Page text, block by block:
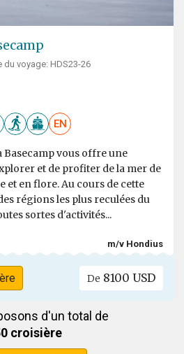
du voyage: HDS23-26
EN
Basecamp vous offre une
et de profiter de la mer de
et en flore. Au cours de cette
régions les plus reculées du
sortes d'activités...
m/v Hondius
De 8100 USD
d'un total de
croisière